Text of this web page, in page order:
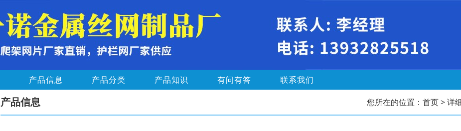
产品信息 产品分类 产品知识 有问有答 联系我们
产品信息 您所在的位置： 首页> 详